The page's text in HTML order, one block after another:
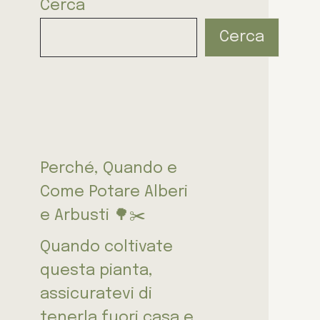
Cerca
Cerca
Perché, Quando e
Come Potare Alberi
e Arbusti 🌳✂️
Quando coltivate
questa pianta,
assicuratevi di